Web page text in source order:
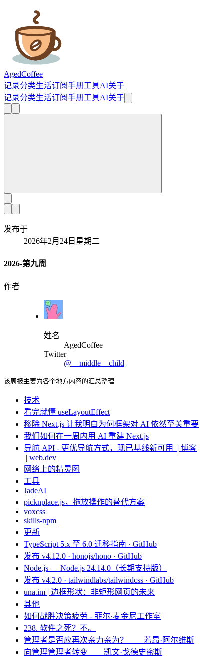
AgedCoffee
记录分类生活订阅手册工具AI关于
记录分类生活订阅手册工具AI关于
发布于
2026年2月24日星期二
2026-第九周
作者
姓名
AgedCoffee
Twitter
@__middle__child
该周报主要为各个地方内容的汇总整理
技术
看完就懂 useLayoutEffect
移除 Next.js 让我明白为何框架对 AI 依然至关重要
我们如何在一周内用 AI 重建 Next.js
导航 API - 更优导航方式，现已基线新可用 | 博客
| web.dev
网络上的精灵图
工具
JadeAI
picknplace.js，拖放操作的替代方案
voxcss
skills-npm
更新
TypeScript 5.x 至 6.0 迁移指南 · GitHub
发布 v4.12.0 · honojs/hono · GitHub
Node.js — Node.js 24.14.0（长期支持版）
发布 v4.2.0 · tailwindlabs/tailwindcss · GitHub
una.im | 边框形状：非矩形网页的未来
其他
如何战胜决策疲劳 - 菲尔·麦金尼工作室
238. 软件之死？不。
管理者是否应再次亲力亲为？——若昂·阿尔维斯
向管理管理者转变——凯文·戈德史密斯